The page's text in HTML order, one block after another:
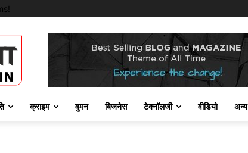
क्राइम वुमन बिजनेस टेक्नॉलजी वीडियो अन्य